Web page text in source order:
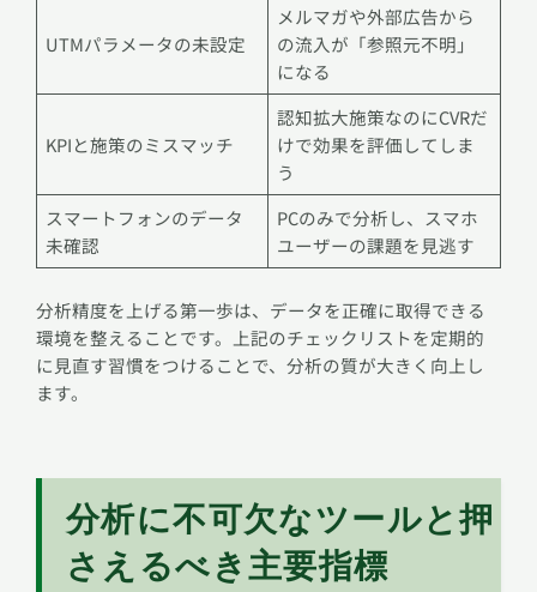
UTMパラメータの未設定
メルマガや外部広告から
の流入が「参照元不明」
になる
KPIと施策のミスマッチ
認知拡大施策なのにCVRだ
けで効果を評価してしま
う
スマートフォンのデータ
未確認
PCのみで分析し、スマホ
ユーザーの課題を見逃す
分析精度を上げる第一歩は、データを正確に取得できる
環境を整えることです。上記のチェックリストを定期的
に見直す習慣をつけることで、分析の質が大きく向上し
ます。
分析に不可欠なツールと押
さえるべき主要指標